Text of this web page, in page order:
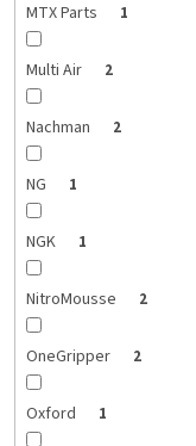
MTX Parts 1
Multi Air 2
Nachman 2
NG 1
NGK 1
NitroMousse 2
OneGripper 2
Oxford 1